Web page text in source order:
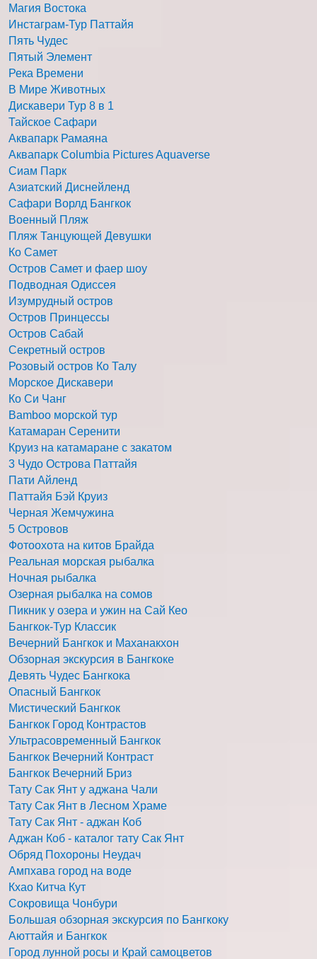
Магия Востока
Инстаграм-Тур Паттайя
Пять Чудес
Пятый Элемент
Река Времени
В Мире Животных
Дискавери Тур 8 в 1
Тайское Сафари
Аквапарк Рамаяна
Аквапарк Columbia Pictures Aquaverse
Сиам Парк
Азиатский Диснейленд
Сафари Ворлд Бангкок
Военный Пляж
Пляж Танцующей Девушки
Ко Самет
Остров Самет и фаер шоу
Подводная Одиссея
Изумрудный остров
Остров Принцессы
Остров Сабай
Секретный остров
Розовый остров Ко Талу
Морское Дискавери
Ко Си Чанг
Bamboo морской тур
Катамаран Серенити
Круиз на катамаране с закатом
3 Чудо Острова Паттайя
Пати Айленд
Паттайя Бэй Круиз
Черная Жемчужина
5 Островов
Фотоохота на китов Брайда
Реальная морская рыбалка
Ночная рыбалка
Озерная рыбалка на сомов
Пикник у озера и ужин на Сай Кео
Бангкок-Тур Классик
Вечерний Бангкок и Маханакхон
Обзорная экскурсия в Бангкоке
Девять Чудес Бангкока
Опасный Бангкок
Мистический Бангкок
Бангкок Город Контрастов
Ультрасовременный Бангкок
Бангкок Вечерний Контраст
Бангкок Вечерний Бриз
Тату Сак Янт у аджана Чали
Тату Сак Янт в Лесном Храме
Тату Сак Янт - аджан Коб
Аджан Коб - каталог тату Сак Янт
Обряд Похороны Неудач
Ампхава город на воде
Кхао Китча Кут
Сокровища Чонбури
Большая обзорная экскурсия по Бангкоку
Аюттайя и Бангкок
Город лунной росы и Край самоцветов